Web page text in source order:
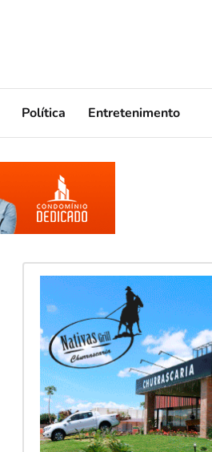
Política Entretenimento